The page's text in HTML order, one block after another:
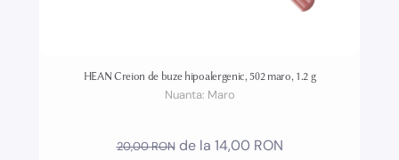
HEAN Creion de buze hipoalergenic, 502 maro, 1.2 g
Nuanta: Maro
20,00 RON de la 14,00 RON